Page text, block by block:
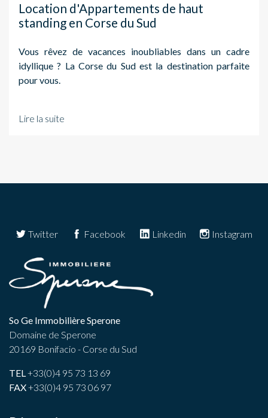
Location d'Appartements de haut
standing en Corse du Sud
Vous rêvez de vacances inoubliables dans un cadre
idyllique ? La Corse du Sud est la destination parfaite
pour vous.
Lire la suite
Twitter Facebook Linkedin Instagram
So Ge Immobilière Sperone
Domaine de Sperone
20169 Bonifacio - Corse du Sud
TEL +33(0)4 95 73 13 69
FAX+33(0)4 95 73 06 97